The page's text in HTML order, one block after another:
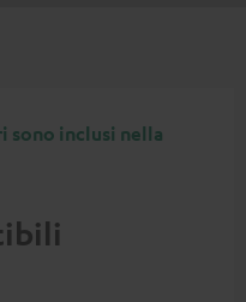
sono inclusi nella